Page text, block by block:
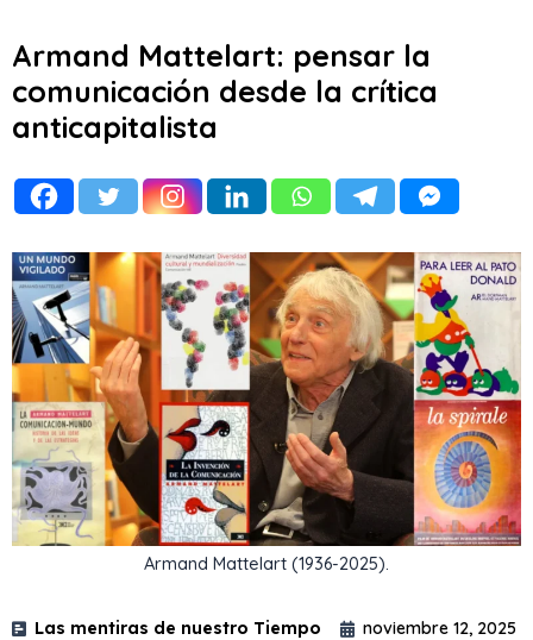
Armand Mattelart: pensar la
comunicación desde la crítica
anticapitalista
Armand Mattelart (1936-2025).
Las mentiras de nuestro Tiempo noviembre 12, 2025